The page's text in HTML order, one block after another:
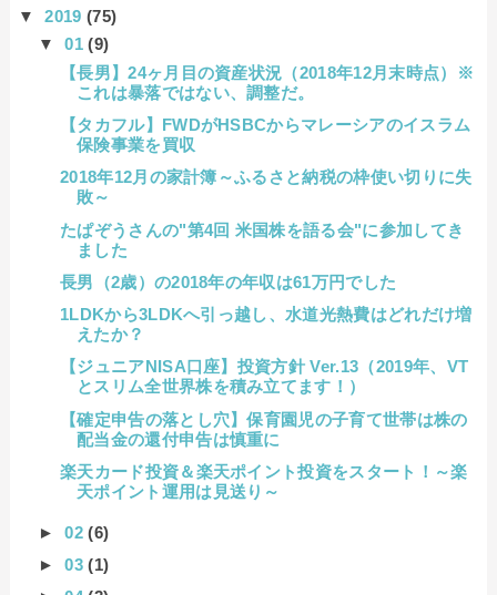
▼2019(75)
▼01(9)
【長男】24ヶ月目の資産状況（2018年12月末時点）※
これは暴落ではない、調整だ。
【タカフル】FWDがHSBCからマレーシアのイスラム
保険事業を買収
2018年12月の家計簿～ふるさと納税の枠使い切りに失
敗～
たぱぞうさんの"第4回 米国株を語る会"に参加してき
ました
長男（2歳）の2018年の年収は61万円でした
1LDKから3LDKへ引っ越し、水道光熱費はどれだけ増
えたか？
【ジュニアNISA口座】投資方針 Ver.13（2019年、VT
とスリム全世界株を積み立てます！）
【確定申告の落とし穴】保育園児の子育て世帯は株の
配当金の還付申告は慎重に
楽天カード投資＆楽天ポイント投資をスタート！～楽
天ポイント運用は見送り～
►02(6)
►03(1)